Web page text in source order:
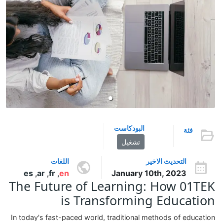
فئة
البودكاست
تشغيل
التحديث الاخير
January 10th, 2023
اللغات
en
,
fr
,
ar
,
es
The Future of Learning: How 01TEK
is Transforming Education
In today's fast-paced world, traditional methods of education